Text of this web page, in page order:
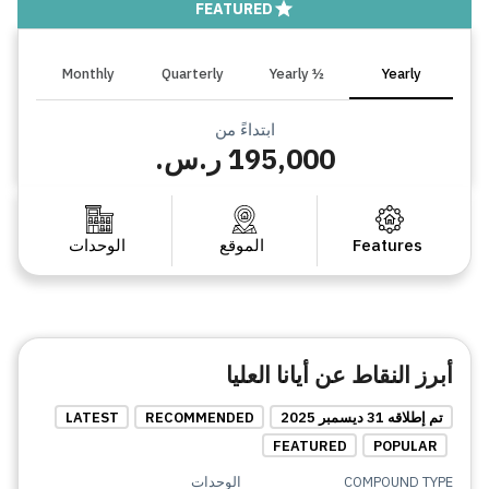
FEATURED
Yearly
½ Yearly
Quarterly
Monthly
ابتداءً من
195,000 ر.س.
Features الموقع الوحدات
أبرز النقاط عن أيانا العليا
تم إطلاقه 31 ديسمبر 2025 RECOMMENDED
LATEST
POPULAR
FEATURED
COMPOUND TYPE
الوحدات